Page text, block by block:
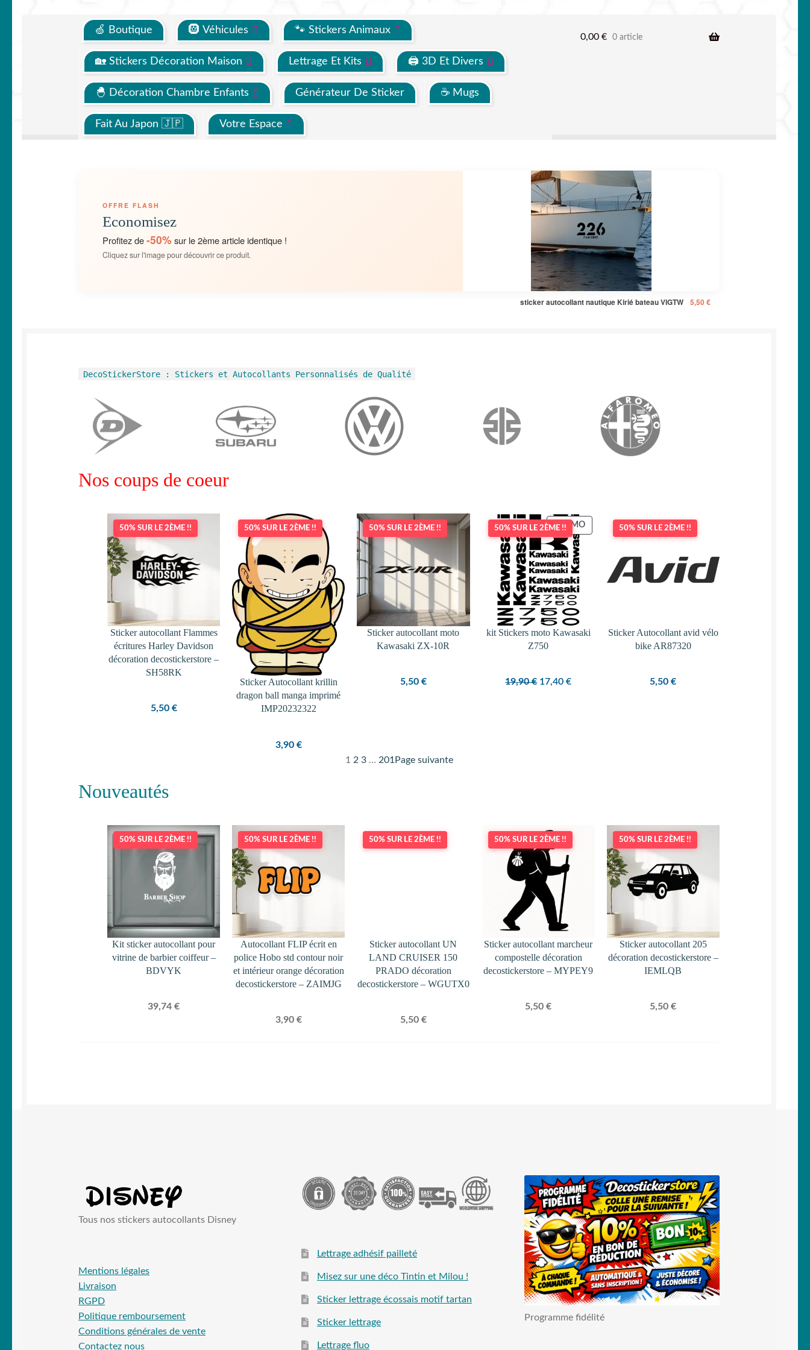
🍏 Boutique 🛞 Véhicules 🐾 Stickers Animaux
🏡 Stickers Décoration Maison Lettrage Et Kits 🖨 3D Et Divers
🐣 Décoration Chambre Enfants Générateur De Sticker ☕ Mugs
Fait Au Japon 🇯🇵 Votre Espace
0,00 € 0 article
OFFRE FLASH
Economisez
Profitez de-50%sur le 2ème article identique !
Cliquez sur l'image pour découvrir ce produit.
sticker autocollant nautique Kirié bateau VIGTW 5,50 €
DecoStickerStore : Stickers et Autocollants Personnalisés de Qualité
Nos coups de coeur
50% SUR LE 2ÈME !!
Sticker autocollant Flammes
écritures Harley Davidson
décoration decostickerstore –
SH58RK
5,50 €
50% SUR LE 2ÈME !!
Sticker Autocollant krillin
dragon ball manga imprimé
IMP20232322
3,90 €
50% SUR LE 2ÈME !!
Sticker autocollant moto
Kawasaki ZX-10R
5,50 €
50% SUR LE 2ÈME !!PROMOPRODUIT
kit Stickers moto Kawasaki
Z750
19,90€ Le
17,40€Le
50% SUR LE 2ÈME !!
Sticker Autocollant avid vélo
bike AR87320
5,50€
1 2 3 … 201 Page suivante
Nouveautés
50% SUR LE 2ÈME !!
Kit sticker autocollant pour
vitrine de barbier coiffeur –
BDVYK
39,74€
50% SUR LE 2ÈME !!
Autocollant FLIP écrit en
police Hobo std contour noir
et intérieur orange décoration
decostickerstore – ZAIMJG
3,90 €
50% SUR LE 2ÈME !!
Sticker autocollant UN
LAND CRUISER 150
PRADO décoration
decostickerstore – WGUTX0
5,50 €
50% SUR LE 2ÈME !!
Sticker autocollant marcheur
compostelle décoration
decostickerstore – MYPEY9
5,50€
50% SUR LE 2ÈME !!
Sticker autocollant 205
décoration decostickerstore –
IEMLQB
5,50€
Tous nos stickers autocollants Disney
Mentions légales
Livraison
RGPD
Politique remboursement
Conditions générales de vente
Contactez nous
Lettrage adhésif pailleté
Misez sur une déco Tintin et Milou !
Sticker lettrage écossais motif tartan
Sticker lettrage
Lettrage fluo
Programme fidélité